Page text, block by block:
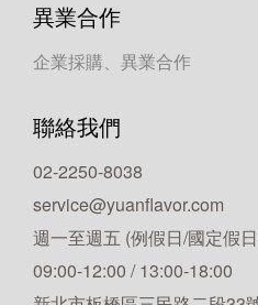
異業合作
企業採購、異業合作
聯絡我們
02-2250-8038
service@yuanflavor.com
週一至週五 (例假日/國定假
09:00-12:00 / 13:00-18:00